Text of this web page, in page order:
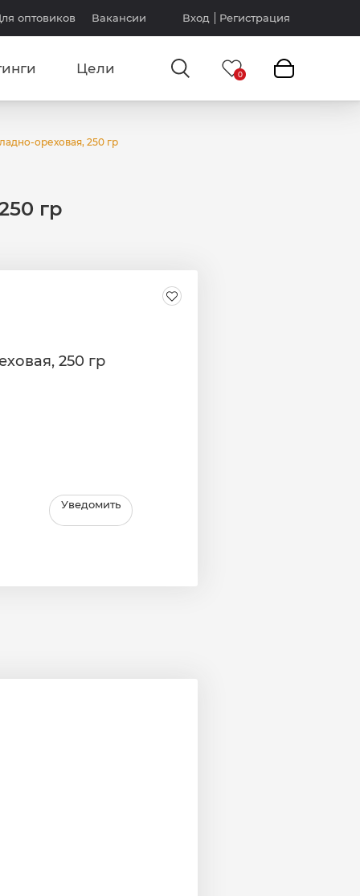
оптовиков Вакансии Вход Регистрация
Цели
ореховая, 250 гр
гр
250 гр
Уведомить